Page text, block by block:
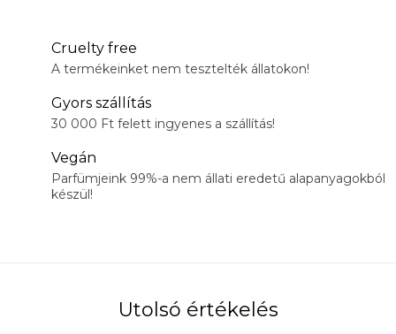
Cruelty free
A termékeinket nem tesztelték állatokon!
Gyors szállítás
30 000 Ft felett ingyenes a szállítás!
Vegán
Parfümjeink 99%-a nem állati eredetű alapanyagokból
készül!
Utolsó értékelés